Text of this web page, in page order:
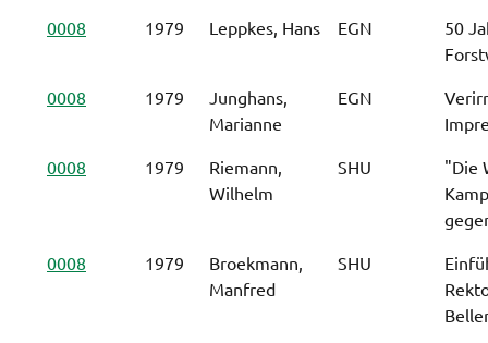
0008
1979 Leppkes, Hans EGN
50
0008
1979
Junghans,
Marianne
EGN
0008
1979
Riemann,
Wilhelm
SHU
"Die
0008
1979
Broekmann,
Manfred
SHU